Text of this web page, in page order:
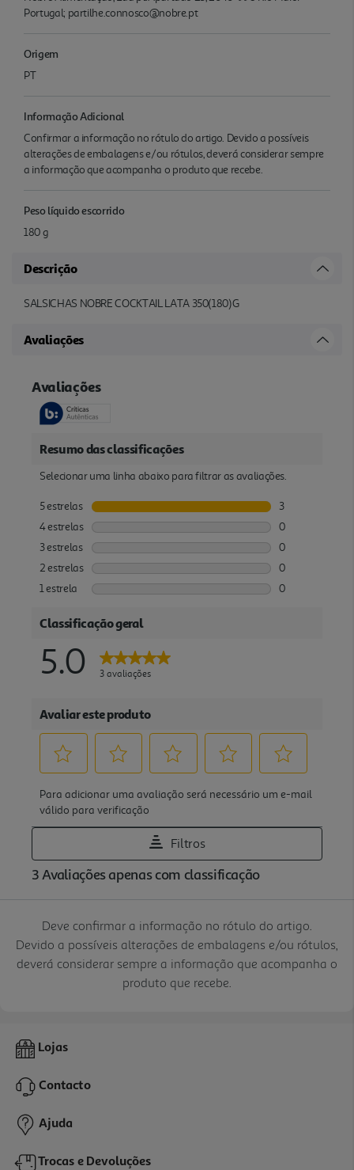
Portugal; partilhe.connosco@nobre.pt
Origem
PT
Informação Adicional
Confirmar a informação no rótulo do artigo. Devido a possíveis
alterações de embalagens e/ou rótulos, deverá considerar sempre
a informação que acompanha o produto que recebe.
Peso líquido escorrido
180 g
Descrição
SALSICHAS NOBRE COCKTAIL LATA 350(180)G
Avaliações
Deve confirmar a informação no rótulo do artigo.
Devido a possíveis alterações de embalagens e/ou rótulos,
deverá considerar sempre a informação que acompanha o
produto que recebe.
Lojas
Contacto
Ajuda
Trocas e Devoluções